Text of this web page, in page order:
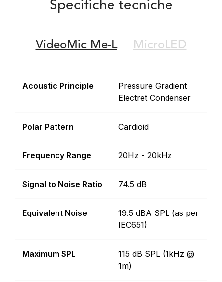
Specifiche tecniche
VideoMic Me-L MicroLED
Acoustic Principle
Pressure Gradient
Electret Condenser
Polar Pattern Cardioid
Frequency Range 20Hz - 20kHz
Signal to Noise Ratio 74.5 dB
Equivalent Noise
19.5 dBA SPL (as per
IEC651)
Maximum SPL
115 dB SPL (1kHz @
1m)